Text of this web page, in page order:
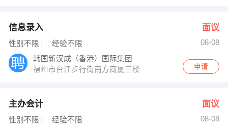
信息录入 面议
性别不限 经验不限
08-08
韩国新汉成（香港）国际集团
福州市台江步行街南方商厦三楼（瀛洲派出所对面 七天
申请
主办会计 面议
性别不限 经验不限
08-08